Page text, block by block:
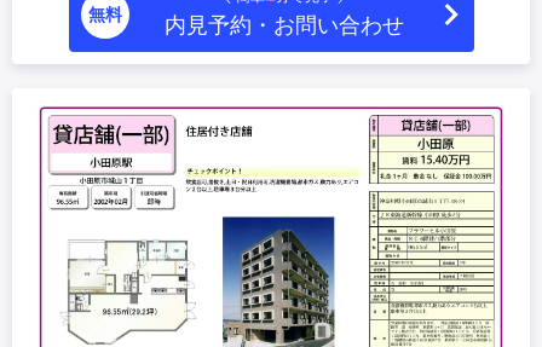
無料 内見予約・お問い合わせ